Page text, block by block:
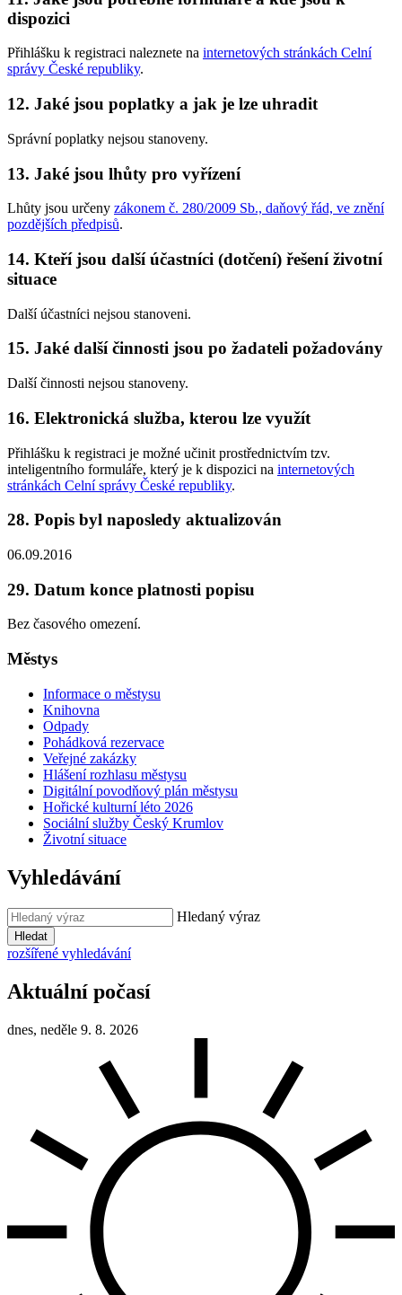
dispozici
Přihlášku k registraci naleznete na internetových stránkách Celní
správy České republiky.
12. Jaké jsou poplatky a jak je lze uhradit
Správní poplatky nejsou stanoveny.
13. Jaké jsou lhůty pro vyřízení
Lhůty jsou určeny zákonem č. 280/2009 Sb., daňový řád, ve znění
pozdějších předpisů.
14. Kteří jsou další účastníci (dotčení) řešení životní
situace
Další účastníci nejsou stanoveni.
15. Jaké další činnosti jsou po žadateli požadovány
Další činnosti nejsou stanoveny.
16. Elektronická služba, kterou lze využít
Přihlášku k registraci je možné učinit prostřednictvím tzv.
inteligentního formuláře, který je k dispozici na internetových
stránkách Celní správy České republiky.
28. Popis byl naposledy aktualizován
06.09.2016
29. Datum konce platnosti popisu
Bez časového omezení.
Městys
Informace o městysu
Knihovna
Odpady
Pohádková rezervace
Veřejné zakázky
Hlášení rozhlasu městysu
Digitální povodňový plán městysu
Hořické kulturní léto 2026
Sociální služby Český Krumlov
Životní situace
Vyhledávání
Hledaný výraz
Hledat
rozšířené vyhledávání
Aktuální počasí
dnes, neděle 9. 8. 2026